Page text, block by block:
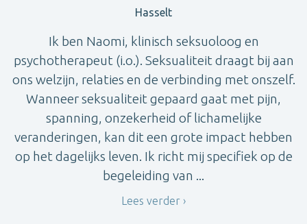
Hasselt
Ik ben Naomi, klinisch seksuoloog en
psychotherapeut (i.o.). Seksualiteit draagt bij aan
ons welzijn, relaties en de verbinding met onszelf.
Wanneer seksualiteit gepaard gaat met pijn,
spanning, onzekerheid of lichamelijke
veranderingen, kan dit een grote impact hebben
op het dagelijks leven. Ik richt mij specifiek op de
begeleiding van ...
Lees verder